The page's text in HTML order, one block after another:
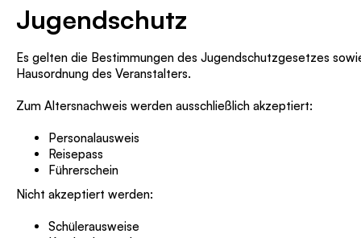
Jugendschutz
Es gelten die Bestimmungen des Jugendschutzgesetzes
Hausordnung des Veranstalters.
Zum Altersnachweis werden ausschließlich akzeptiert:
Personalausweis
Reisepass
Führerschein
Nicht akzeptiert werden:
Schülerausweise